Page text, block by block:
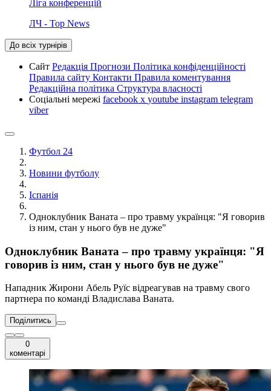
Ліга конференцій
ЛЧ - Top News
До всіх турнірів
Сайт Редакція Прогнози Політика конфіденційності
Правила сайту Контакти Правила коментування
Редакційна політика Структура власності
Соціальні мережі facebook x youtube instagram telegram
viber
Футбол 24
Новини футболу
Іспанія
Одноклубник Ваната – про травму українця: "Я говорив
із ним, стан у нього був не дуже"
Одноклубник Ваната – про травму українця: "Я
говорив із ним, стан у нього був не дуже"
Нападник Жирони Абель Руїс відреагував на травму свого
партнера по команді Владислава Ваната.
Поділитись
0
коментарі